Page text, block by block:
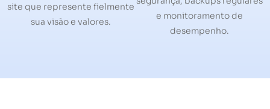
site que represente fielmente
sua visão e valores.
e monitoramento de
desempenho.